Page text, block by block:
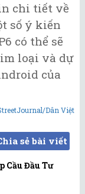
chi tiết về
số ý kiến
có thể sẽ
loại và dự
của
Dân Việt
sẻ bài viết
Cầu Đầu Tư